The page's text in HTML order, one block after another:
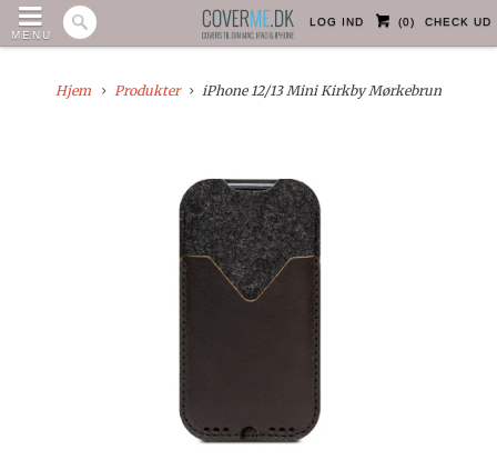
MENU
LOG IND (0) CHECK UD
Hjem Produkter iPhone 12/13 Mini Kirkby Mørkebrun